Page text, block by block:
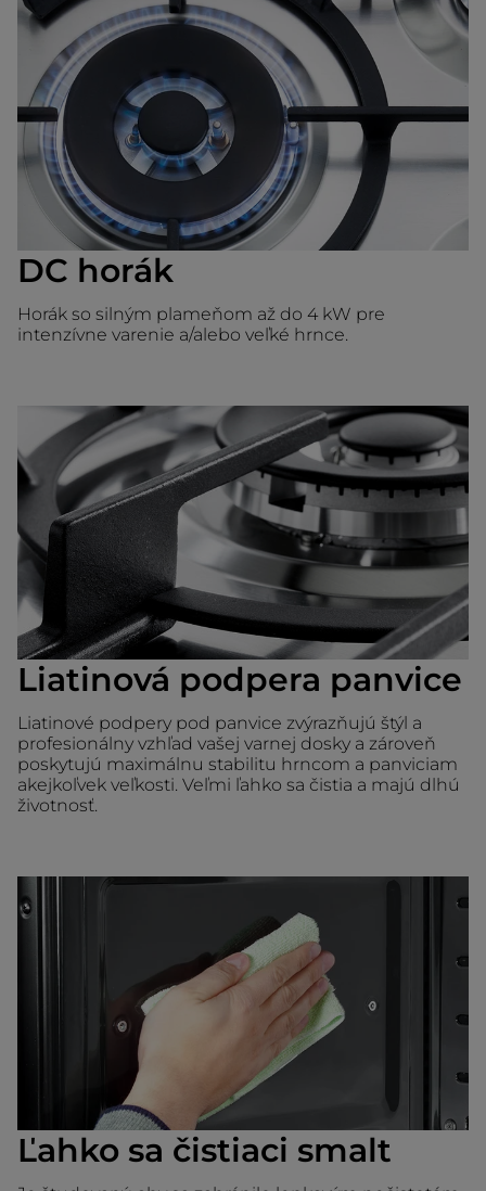
DC horák
Horák so silným plameňom až do 4 kW pre
intenzívne varenie a/alebo veľké hrnce.
Liatinová podpera panvice
Liatinové podpery pod panvice zvýrazňujú štýl a
profesionálny vzhľad vašej varnej dosky a zároveň
poskytujú maximálnu stabilitu hrncom a panviciam
akejkoľvek veľkosti. Veľmi ľahko sa čistia a majú dlhú
životnosť.
Ľahko sa čistiaci smalt